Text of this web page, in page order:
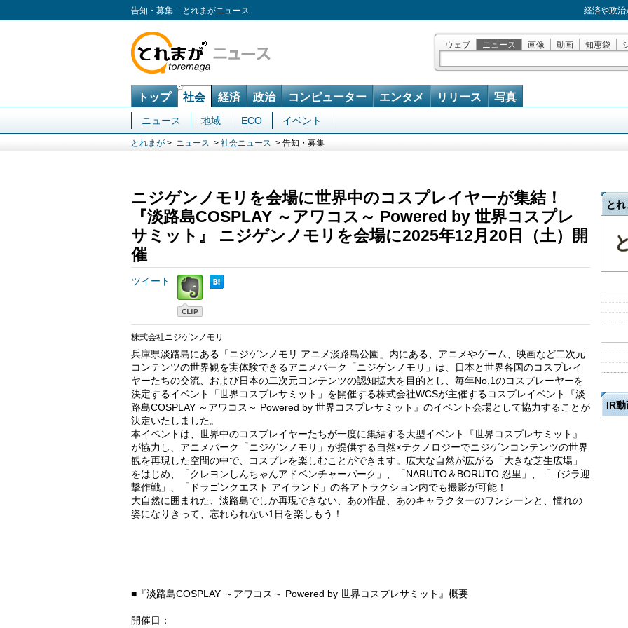
告知・募集 – とれまがニュース 経済や政
ウェブ ニュース 画像 動画 知恵袋
トップ 社会 経済 政治 コンピューター エンタメ リリース 写真
ニュース 地域 ECO イベント
とれまが > ニュース > 社会ニュース > 告知・募集
ニジゲンノモリを会場に世界中のコスプレイヤーが集結！
『淡路島COSPLAY ～アワコス～ Powered by 世界コスプレ
サミット』 ニジゲンノモリを会場に2025年12月20日（土）開
催
ツイート
株式会社ニジゲンノモリ
兵庫県淡路島にある「ニジゲンノモリ アニメ淡路島公園」内にある、アニメやゲーム、映画など二次元
コンテンツの世界観を実体験できるアニメパーク「ニジゲンノモリ」は、日本と世界各国のコスプレイ
ヤーたちの交流、および日本の二次元コンテンツの認知拡大を目的とし、毎年No,1のコスプレーヤーを
決定するイベント「世界コスプレサミット」を開催する株式会社WCSが主催するコスプレイベント『淡
路島COSPLAY ～アワコス～ Powered by 世界コスプレサミット』のイベント会場として協力することが
決定いたしました。
本イベントは、世界中のコスプレイヤーたちが一度に集結する大型イベント『世界コスプレサミット』
が協力し、アニメパーク「ニジゲンノモリ」が提供する自然×テクノロジーでニジゲンコンテンツの世界
観を再現した空間の中で、コスプレを楽しむことができます。広大な自然が広がる「大きな芝生広場」
をはじめ、「クレヨンしんちゃんアドベンチャーパーク」、「NARUTO＆BORUTO 忍里」、「ゴジラ迎
撃作戦」、「ドラゴンクエスト アイランド」の各アトラクション内でも撮影が可能！
大自然に囲まれた、淡路島でしか再現できない、あの作品、あのキャラクターのワンシーンと、憧れの
姿になりきって、忘れられない1日を楽しもう！
■『淡路島COSPLAY ～アワコス～ Powered by 世界コスプレサミット』概要
開催日：
とれ
IR動